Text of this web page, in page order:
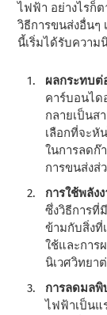
ไฟฟ้า อย่างไรก็
วิธีการขนส่งอื่นๆ
นี้เริ่มได้รับความ
ผลกระทบต่
คาร์บอนได
กลายเป็นส
เลือกที่จะหั
ในการลดก๊
การขนส่งส่
การใช้พลัง
ซึ่งวิธีการที่
ข้ามกับสิ่งที่
ใช้และการ
นิเวศวิทยา
การลดมลพิ
ไฟฟ้าเป็นแ